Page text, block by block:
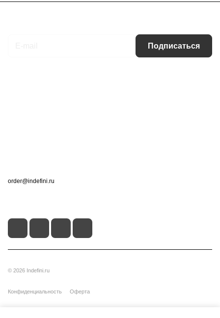
Подписаться
order@indefini.ru
© 2026 Indefini.ru
Конфиденциальность Оферта